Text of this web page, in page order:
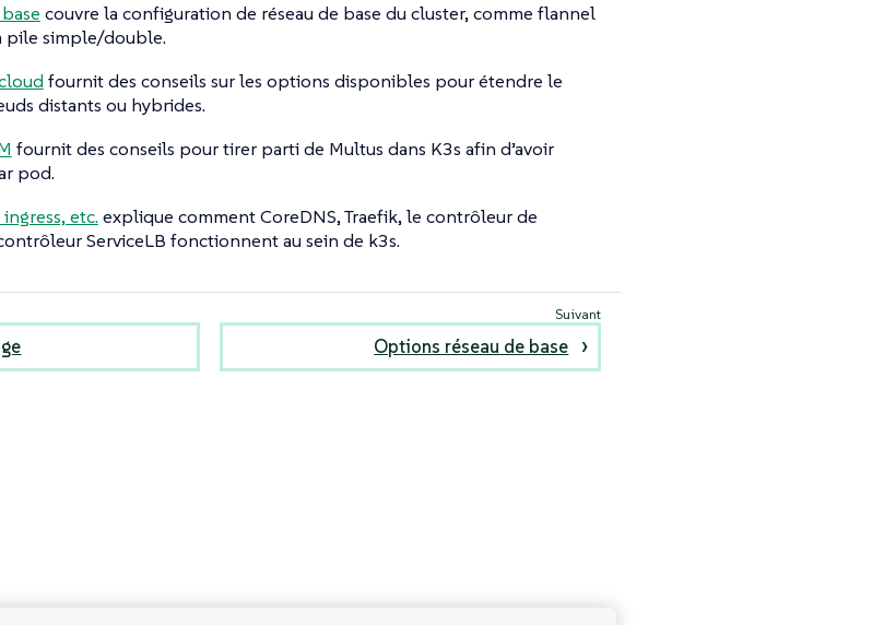
couvre la configuration de réseau de base du cluster, comme flannel
pile simple/double.
fournit des conseils sur les options disponibles pour étendre le
distants ou hybrides.
fournit des conseils pour tirer parti de Multus dans K3s afin d’avoir
pod.
ingress, etc.explique comment CoreDNS, Traefik, le contrôleur de
ServiceLB fonctionnent au sein de k3s.
Options réseau de base